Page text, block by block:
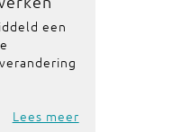
een
Lees meer